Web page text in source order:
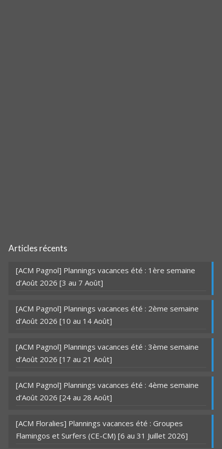
Articles récents
[ACM Pagnol] Plannings vacances été : 1ère semaine
d’Août 2026 [3 au 7 Août]
[ACM Pagnol] Plannings vacances été : 2ème semaine
d’Août 2026 [10 au 14 Août]
[ACM Pagnol] Plannings vacances été : 3ème semaine
d’Août 2026 [17 au 21 Août]
[ACM Pagnol] Plannings vacances été : 4ème semaine
d’Août 2026 [24 au 28 Août]
[ACM Floralies] Plannings vacances été : Groupes
Flamingos et Surfers (CE-CM) [6 au 31 Juillet 2026]